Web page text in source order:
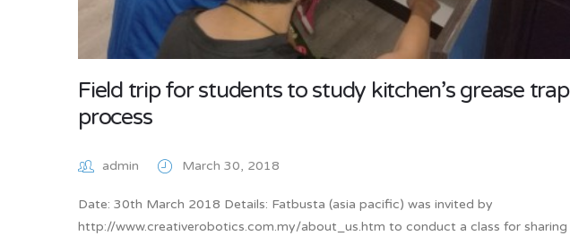
Field trip for students to study kitchen’s grease trap
process
admin March 30, 2018
Date: 30th March 2018 Details: Fatbusta (asia pacific) was invited by
http://www.creativerobotics.com.my/about_us.htm to conduct a class for sharing